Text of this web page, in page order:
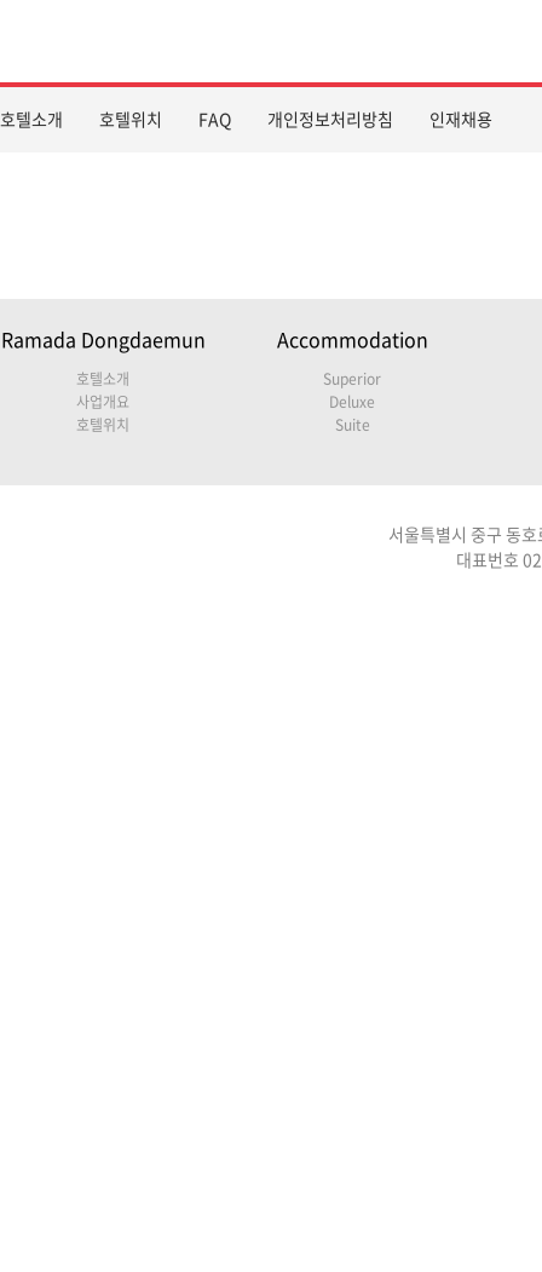
호텔소개 호텔위치 FAQ 개인정보처리방침 인재채용
Ramada Dongdaemun
호텔소개
사업개요
호텔위치
Accommodation
Superior
Deluxe
Suite
서울특별시 중구 동
대표번호